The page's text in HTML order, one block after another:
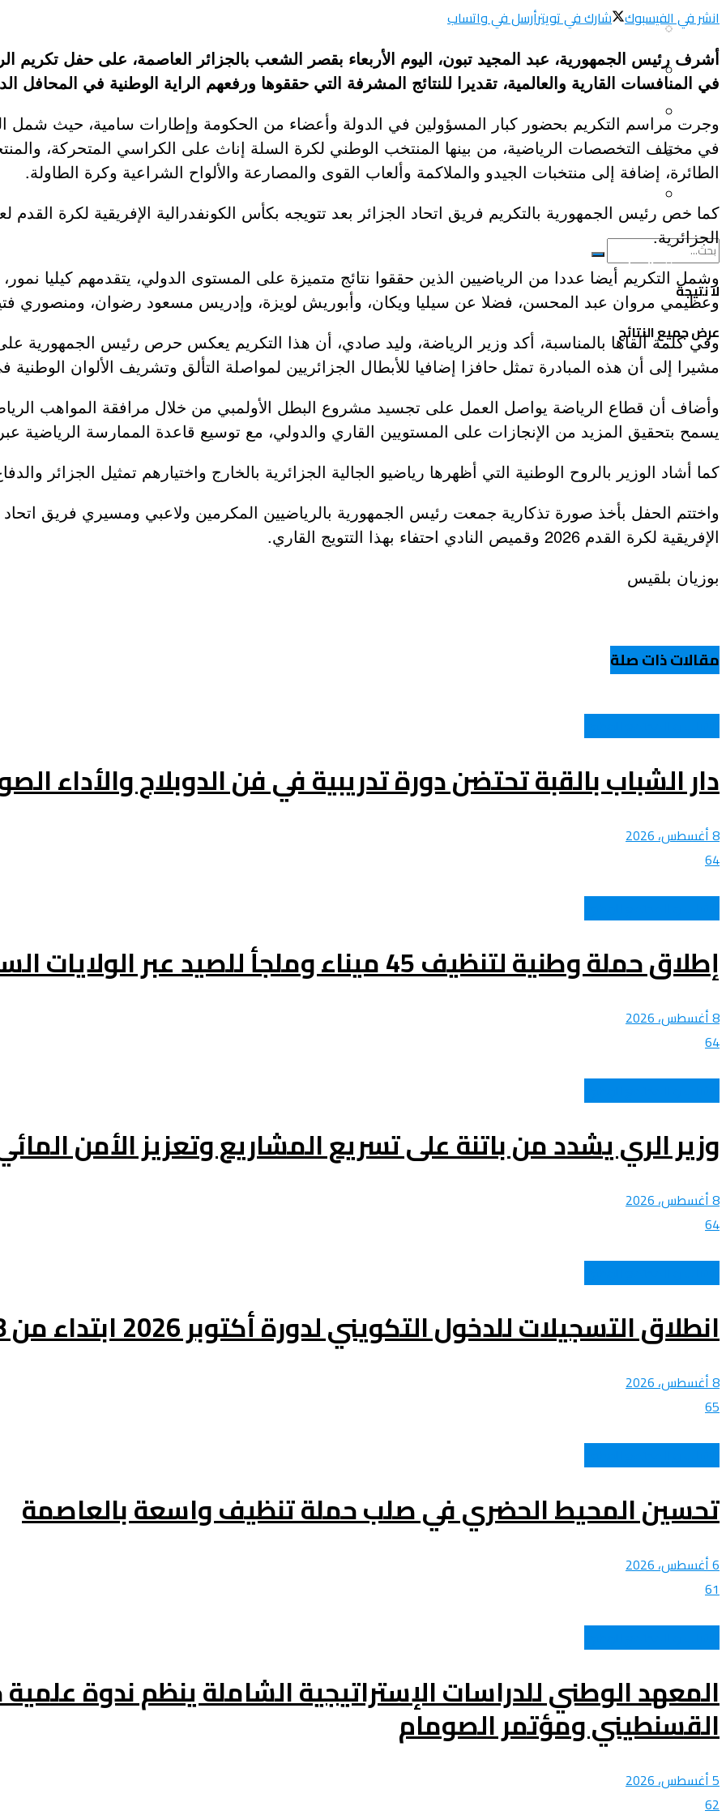
سياحة و أسفار
المرأة و البيت
الصحة و الجمال
سيارات و دراجات
لا نتيجة
عرض جميع النتائج
العلم و المعرفة
ثقافة و فنون
منوعات
اتصالات وتكنولوجيا
سياحة و أسفار
المرأة و البيت
الصحة و الجمال
سيارات و دراجات
عروض و خدمات
انشر في الفيسبوك شارك في تويترأرسل في واتساب
أشرف رئيس الجمهورية، عبد المجيد تبون، اليوم الأربعاء بقصر الشعب بالجزائر العاصمة، على حفل تكريم
في المنافسات القارية والعالمية، تقديرا للنتائج المشرفة التي حققوها ورفعهم الراية الوطنية في المحافل
وجرت مراسم التكريم بحضور كبار المسؤولين في الدولة وأعضاء من الحكومة وإطارات سامية، حيث شمل
في مختلف التخصصات الرياضية، من بينها المنتخب الوطني لكرة السلة إناث على الكراسي المتحركة،
الطائرة، إضافة إلى منتخبات الجيدو والملاكمة وألعاب القوى والمصارعة والألواح الشراعية وكرة الطاولة.
الجزائرية.
وشمل التكريم أيضا عددا من الرياضيين الذين حققوا نتائج متميزة على المستوى الدولي، يتقدمهم كيليا
وعظيمي مروان عبد المحسن، فضلا عن سيليا ويكان، وأبوريش لويزة، وإدريس مسعود رضوان، ومنصوري
وفي كلمة ألقاها بالمناسبة، أكد وزير الرياضة، وليد صادي، أن هذا التكريم يعكس حرص رئيس الجمهورية
مشيرا إلى أن هذه المبادرة تمثل حافزا إضافيا للأبطال الجزائريين لمواصلة التألق وتشريف الألوان
وأضاف أن قطاع الرياضة يواصل العمل على تجسيد مشروع البطل الأولمبي من خلال مرافقة المواهب
يسمح بتحقيق المزيد من الإنجازات على المستويين القاري والدولي، مع توسيع قاعدة الممارسة الرياضية
كما أشاد الوزير بالروح الوطنية التي أظهرها رياضيو الجالية الجزائرية بالخارج واختيارهم تمثيل الجزائر
واختتم الحفل بأخذ صورة تذكارية جمعت رئيس الجمهورية بالرياضيين المكرمين ولاعبي ومسيري فريق اتحاد
الإفريقية لكرة القدم 2026 وقميص النادي احتفاء بهذا التتويج القاري.
بوزيان بلقيس
مقالات ذات صلة
دار الشباب بالقبة تحتضن دورة تدريبية في فن الدوبلاج والأداء
8 أغسطس، 2026
64
إطلاق حملة وطنية لتنظيف 45 ميناء وملجأ للصيد عبر الولايات الساحلية
8 أغسطس، 2026
64
وزير الري يشدد من باتنة على تسريع المشاريع وتعزيز الأمن
8 أغسطس، 2026
64
انطلاق التسجيلات للدخول التكويني لدورة أكتوبر 2026 ابتداء من 08 أوت
8 أغسطس، 2026
65
تحسين المحيط الحضري في صلب حملة تنظيف واسعة بالعاصمة
6 أغسطس، 2026
61
المعهد الوطني للدراسات الإستراتيجية الشاملة ينظم ندوة
القسنطيني ومؤتمر الصومام
5 أغسطس، 2026
62